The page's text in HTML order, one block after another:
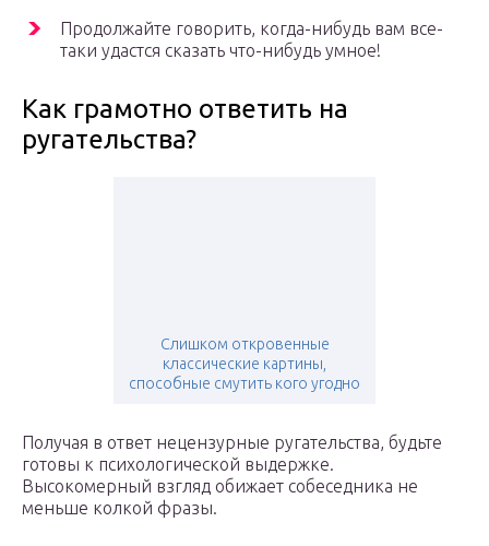
Продолжайте говорить, когда-нибудь вам все-
таки удастся сказать что-нибудь умное!
Как грамотно ответить на
ругательства?
Слишком откровенные
классические картины,
способные смутить кого угодно
Получая в ответ нецензурные ругательства, будьте
готовы к психологической выдержке.
Высокомерный взгляд обижает собеседника не
меньше колкой фразы.